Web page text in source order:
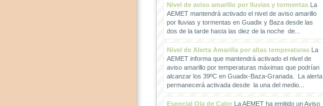
Nivel de aviso amarillo por lluvias y tormentasLa
AEMET mantendrá activado el nivel de aviso amarillo
por lluvias y tormentas en Guadix y Baza desde las
dos de la tarde hasta las diez de la noche de...
Nivel de Alerta Amarilla por altas temperaturasLa
AEMET informa que mantendrá activado el nivel de
aviso amarillo por temperaturas máximas que podrían
alcanzar los 39ºC en Guadix-Baza-Granada. La alerta
permanecerá activada desde la una del medio...
Especial Ola de CalorLa AEMET ha emitido un Aviso